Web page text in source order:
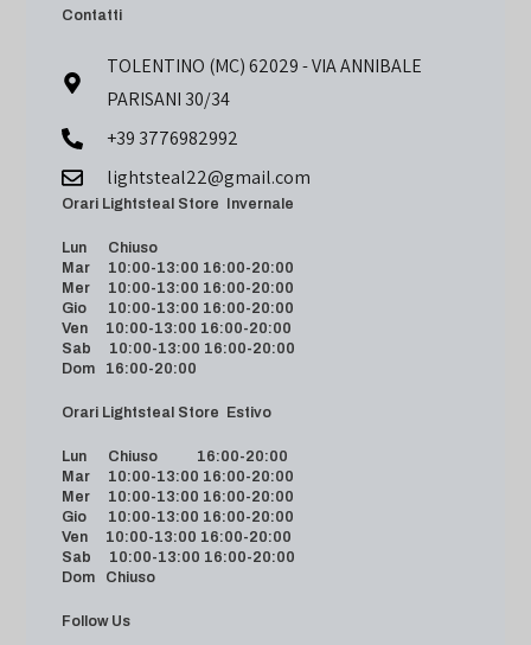
Contatti
TOLENTINO (MC) 62029 - VIA ANNIBALE
PARISANI 30/34
+39 3776982992
lightsteal22@gmail.com
Orari Lightsteal Store Invernale
Lun Chiuso
Mar 10:00-13:00 16:00-20:00
Mer 10:00-13:00 16:00-20:00
Gio 10:00-13:00 16:00-20:00
Ven 10:00-13:00 16:00-20:00
Sab 10:00-13:00 16:00-20:00
Dom 16:00-20:00
Orari Lightsteal Store Estivo
Lun Chiuso 16:00-20:00
Mar 10:00-13:00 16:00-20:00
Mer 10:00-13:00 16:00-20:00
Gio 10:00-13:00 16:00-20:00
Ven 10:00-13:00 16:00-20:00
Sab 10:00-13:00 16:00-20:00
Dom Chiuso
Follow Us